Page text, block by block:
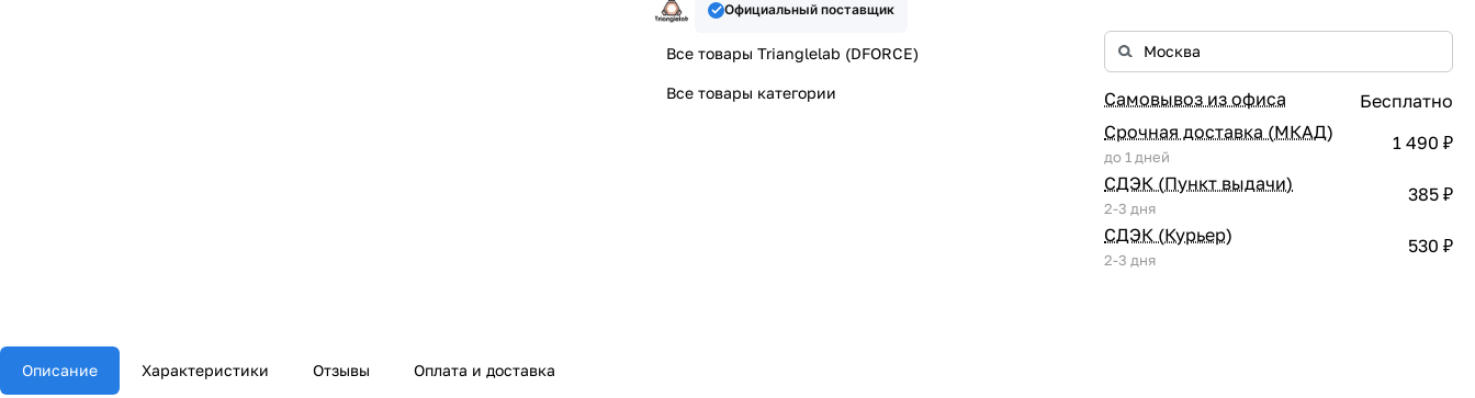
Официальный поставщик
Все товары Trianglelab (DFORCE)
Все товары категории Самовывоз из офиса
Бесплатно
Срочная доставка (МКАД)
до 1 дней
1 490 ₽
СДЭК (Пункт выдачи)
2-3 дня
385 ₽
СДЭК (Курьер)
2-3 дня
530 ₽
Описание Характеристики Отзывы Оплата и доставка